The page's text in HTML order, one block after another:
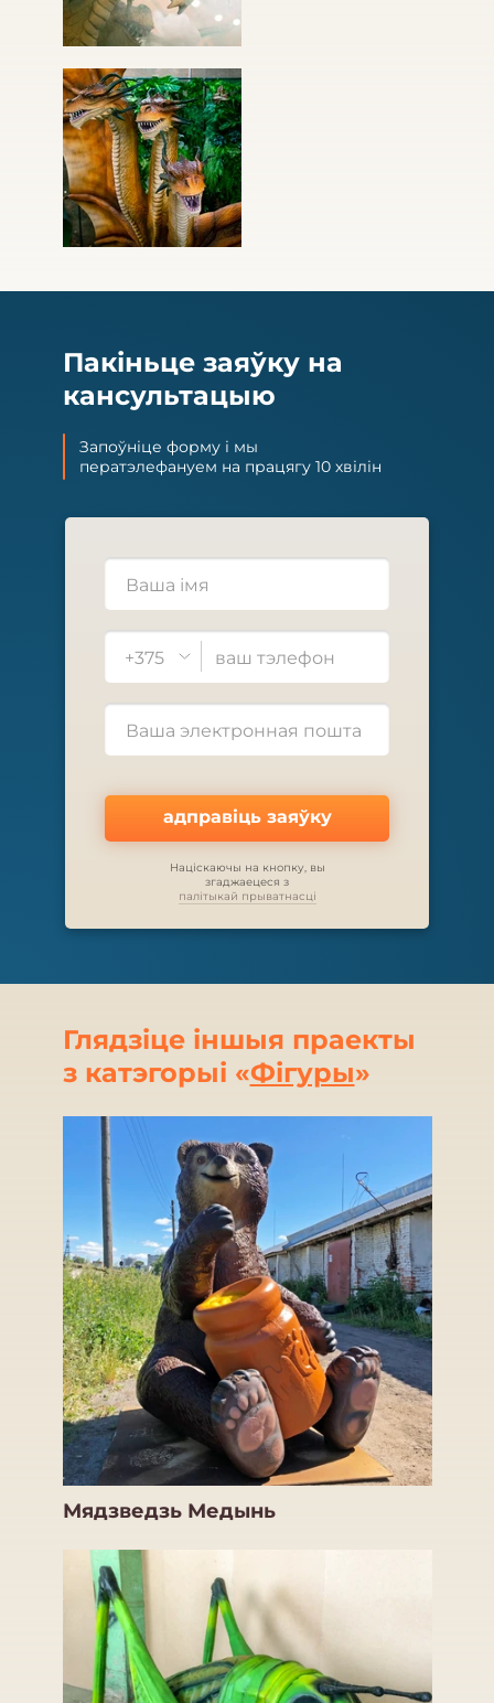
Пакіньце заяўку на
кансультацыю
Запоўніце форму і мы
ператэлефануем на працягу 10 хвілін
+375
адправіць заяўку
Націскаючы на кнопку, вы
згаджаецеся з
палітыкай прыватнасці
Глядзіце іншыя праекты
з катэгорыі «Фігуры»
Мядзведзь Медынь